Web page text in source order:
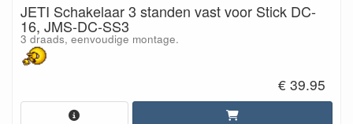
JETI Schakelaar 3 standen vast voor Stick DC-
16, JMS-DC-SS3
3 draads, eenvoudige montage.
€ 39.95